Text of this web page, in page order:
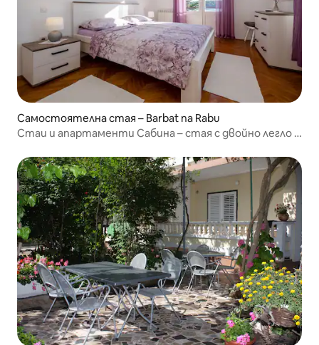
Самостоятелна стая – Barbat na Rabu
Стаи и апартаменти Сабина – стая с двойно легло 3